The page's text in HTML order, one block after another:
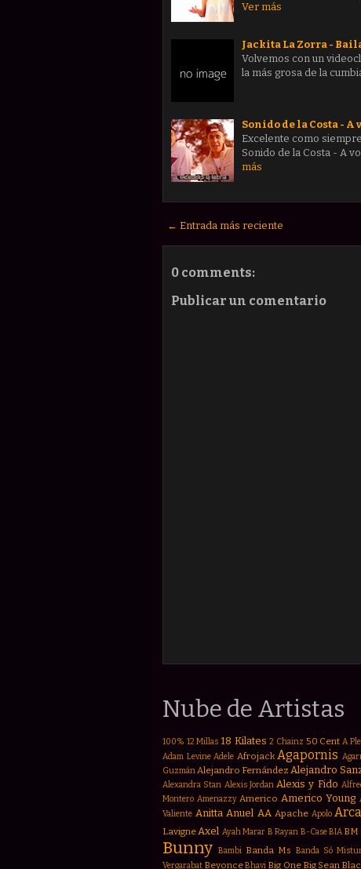
Ver más
Jackita La Zorra -
Volvemos con un
la más grosa de la
Sonido de la Costa - A
Excelente como
Sonido de la Costa - A
más
← Entrada más reciente
0 comments:
Publicar un comentario
Nube de Artistas
100% 12 Millas 18 Kilates 2 Chainz 50 Cent A
Adam Levine Adele Afrojack Agapornis
GuzmánAlejandro Fernández Alejandro
Alexandra Stan Alexis Jordan Alexis y Fido
Montero Amenazzy Americo Americo Young
Valiente Anitta Anuel AA Apache Apolo
Lavigne Axel Ayah Marar B Rayan B-CaseBIA BM
Bunny Bambi Banda Ms Banda Só
Vergarabat BeyonceBhavi Big One Big Sean